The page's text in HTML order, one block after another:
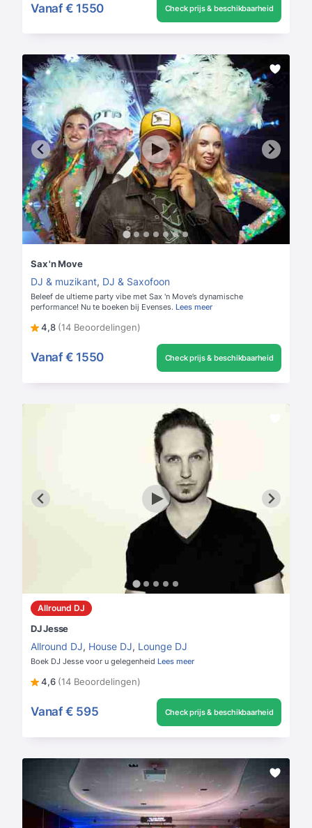
Vanaf € 1550 Check prijs & beschikbaarheid
Sax 'n Move
DJ & muzikant, DJ & Saxofoon
Beleef de ultieme party vibe met Sax 'n Move’s dynamische
performance! Nu te boeken bij Evenses. Lees meer
4,8 (14 Beoordelingen)
Vanaf € 1550 Check prijs & beschikbaarheid
Allround DJ
DJ Jesse
Allround DJ, House DJ, Lounge DJ
Boek DJ Jesse voor u gelegenheid Lees meer
4,6 (14 Beoordelingen)
Vanaf € 595 Check prijs & beschikbaarheid